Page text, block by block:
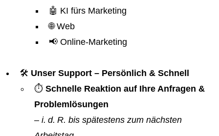
🤖 KI fürs Marketing
🌐 Web
📢 Online-Marketing
🛠️ Unser Support – Persönlich & Schnell
⏱️ Schnelle Reaktion auf Ihre Anfragen &
Problemlösungen
– i. d. R. bis spätestens zum nächsten